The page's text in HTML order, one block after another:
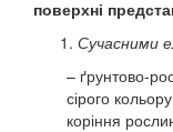
поверхні
Сучасними
– ґрунтово-
сірого
коріння